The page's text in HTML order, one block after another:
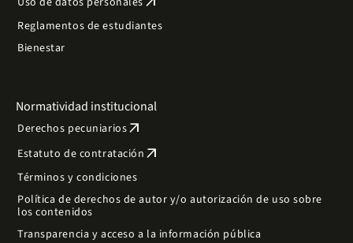
Reglamentos de estudiantes
Bienestar
Normatividad institucional
Derechos pecuniariosarrow_outward
Estatuto de contratación arrow_outward
Términos y condiciones
Política de derechos de autor y/o autorización de uso sobre
los contenidos
Transparencia y acceso a la información pública